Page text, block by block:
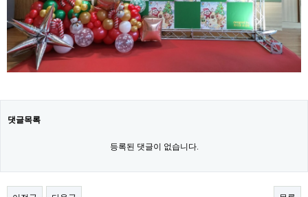
댓글목록
등록된 댓글이 없습니다.